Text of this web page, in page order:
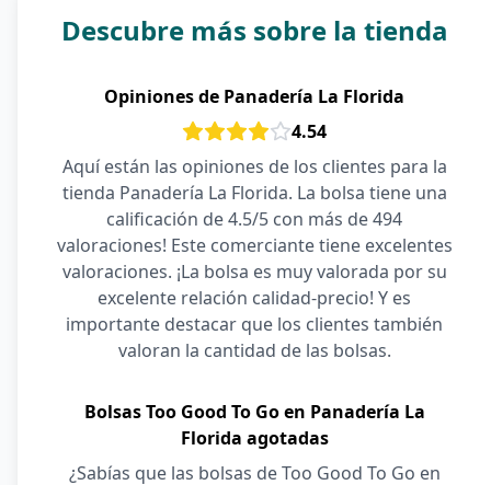
Descubre más sobre la tienda
Opiniones de Panadería La Florida
4.54
Aquí están las opiniones de los clientes para la
tienda Panadería La Florida. La bolsa tiene una
calificación de 4.5/5 con más de 494
valoraciones! Este comerciante tiene excelentes
valoraciones. ¡La bolsa es muy valorada por su
excelente relación calidad-precio! Y es
importante destacar que los clientes también
valoran la cantidad de las bolsas.
Bolsas Too Good To Go en Panadería La
Florida agotadas
¿Sabías que las bolsas de Too Good To Go en